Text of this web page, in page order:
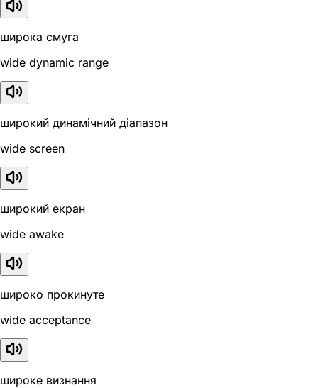
широка смуга
wide dynamic range
широкий динамічний діапазон
wide screen
широкий екран
wide awake
широко прокинуте
wide acceptance
широке визнання